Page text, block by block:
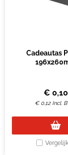
Cadeautas
€ 0,10
€ 0,12 Incl.